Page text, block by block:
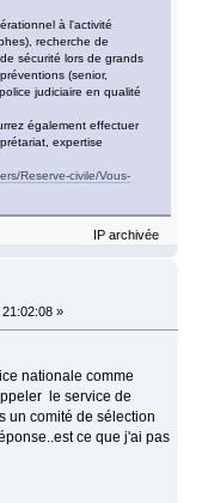
à l'activité
recherche de
sécurité lors de grands
(senior,
judiciaire en qualité
également effectuer
expertise
Reserve-civile/Vous-
IP archivée
»
nationale comme
le service de
un comité de sélection
ce que j'ai pas